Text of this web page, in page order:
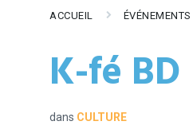
ACCUEIL ÉVÉNEMENTS
K-fé BD
dans CULTURE